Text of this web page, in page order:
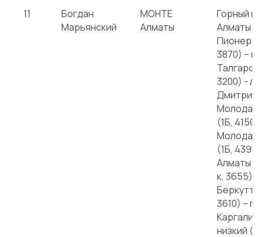
11
Богдан
Марьянский
МОНТЕ
Алматы
Горный
Алматы –
3870) –
3200) -
Молодая
(1Б, 4150)
Молодая
(1Б, 4398)
Алматы
к, 3655) –
3610) –
низкий